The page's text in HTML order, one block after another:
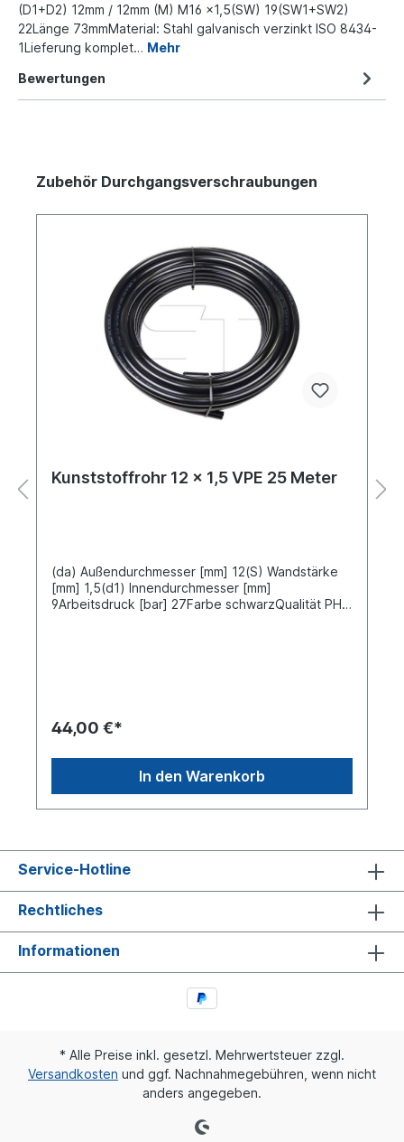
(D1+D2) 12mm / 12mm (M) M16 x1,5(SW) 19(SW1+SW2)
22Länge 73mmMaterial: Stahl galvanisch verzinkt ISO 8434-
1Lieferung komplet… Mehr
Bewertungen
Zubehör Durchgangsverschraubungen
Kunststoffrohr 12 x 1,5 VPE 25 Meter
(da) Außendurchmesser [mm] 12(S) Wandstärke
[mm] 1,5(d1) Innendurchmesser [mm]
9Arbeitsdruck [bar] 27Farbe schwarzQualität PHL
44,00 €*
In den Warenkorb
Service-Hotline
Rechtliches
Informationen
* Alle Preise inkl. gesetzl. Mehrwertsteuer zzgl.
Versandkosten und ggf. Nachnahmegebühren, wenn nicht
anders angegeben.